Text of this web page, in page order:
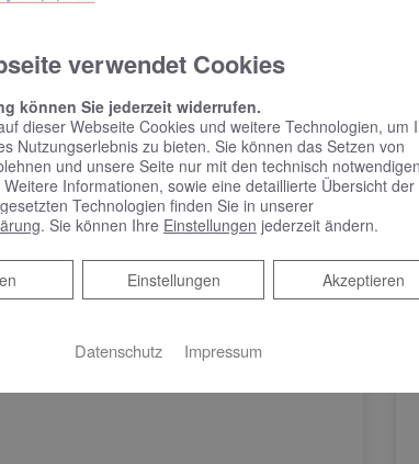
gibt.
verwendet Cookies
können Sie jederzeit widerrufen.
dieser Webseite Cookies und weitere Technologien, um
Nutzungserlebnis zu bieten. Sie können das Setzen von
und unsere Seite nur mit den technisch notwendigen
Informationen, sowie eine detaillierte Übersicht der
Technologien finden Sie in unserer
. Sie können Ihre Einstellungen jederzeit ändern.
Akzeptieren
Einstellungen
Datenschutz Impressum